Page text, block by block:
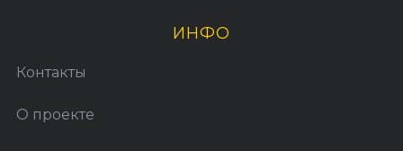
ИНФО
Контакты
О проекте